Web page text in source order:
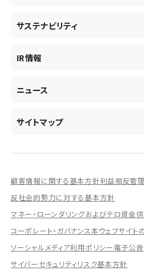
会社概要・沿革
コンサルティング&アドバイザリー
投資事業の拡大
DXとシステムモダナイゼーション
人的資本経営の取組み
キャリア採用
障がい者採用
サステナビリティ
社会
IR情報
有価証券報告書／四半期報告書
統合報告書
ディスクロージャー誌
IRプレゼンテーション資料
シェアードリサーチ社による調査レ
IRに関するよくあるご質問
IRに関するお問い合わせ
ニュース
サイトマップ
顧客情報に関する基本方針利益相反管
反社会的勢力に対する基本方針
マネー・ローンダリングおよびテロ資金
コーポレート・ガバナンス本ウェブサイト
ソーシャルメディア利用ポリシー電子公告
サイバーセキュリティリスク基本方針